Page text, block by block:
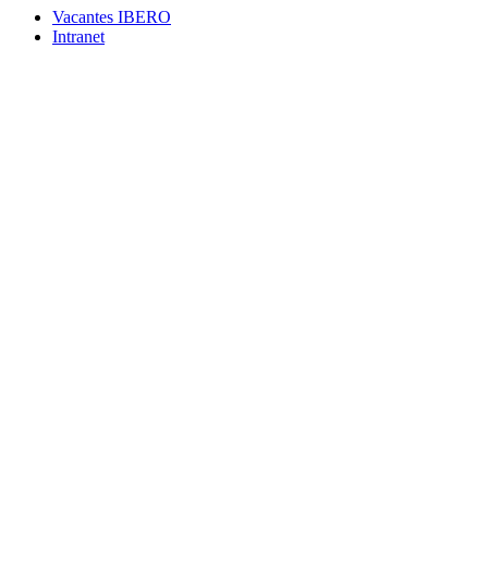
Vacantes IBERO
Intranet